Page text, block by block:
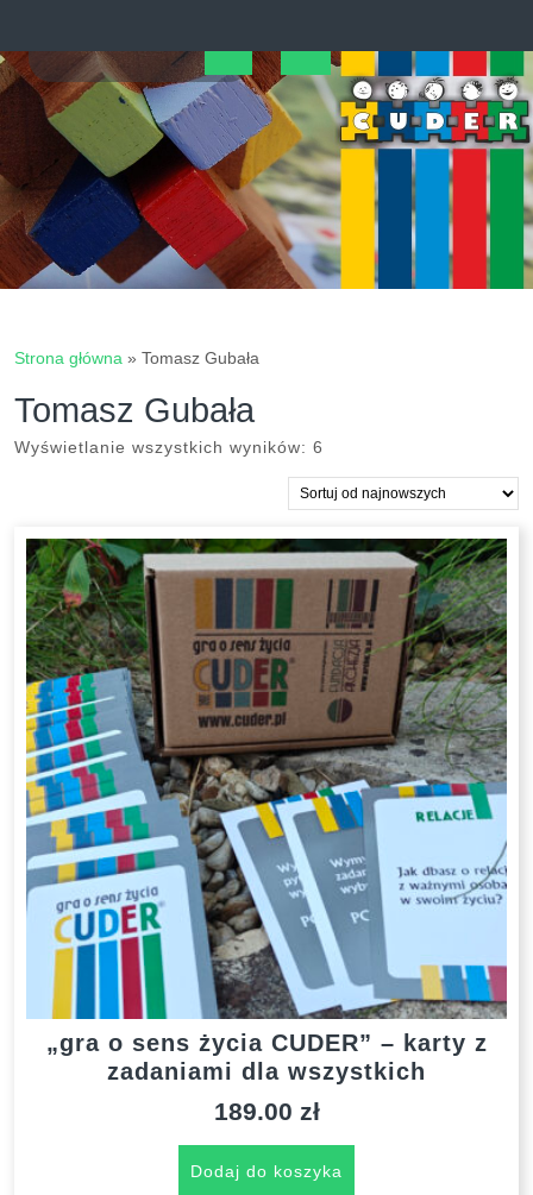
content
Open
Button
Strona główna » Tomasz Gubała
Tomasz Gubała
Wyświetlanie wszystkich wyników: 6
najnowszych
„gra o sens życia CUDER” – karty z
zadaniami dla wszystkich
189.00 zł
Dodaj do koszyka